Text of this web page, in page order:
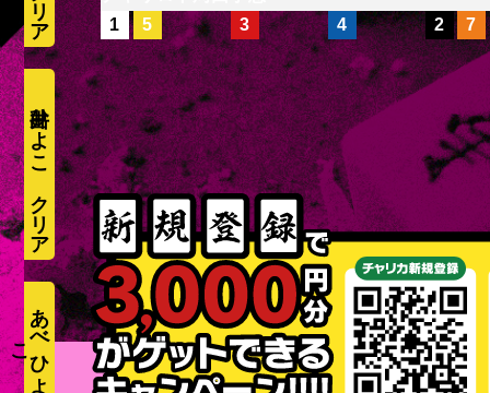
1
5 3 4 2 7
井出ひよこ
あ
べ
ひ
よ
こ unmanned